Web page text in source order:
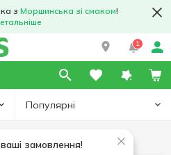
з Моршинська зі смаком!
1
Популярні
замовлення!
Аксесуари для волосся